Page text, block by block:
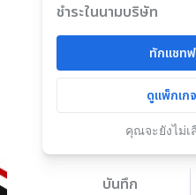
ชำระในนามบริษัท
ทักแชท
ดูแพ็กเก
คุณจะยังไม่เ
บันทึก